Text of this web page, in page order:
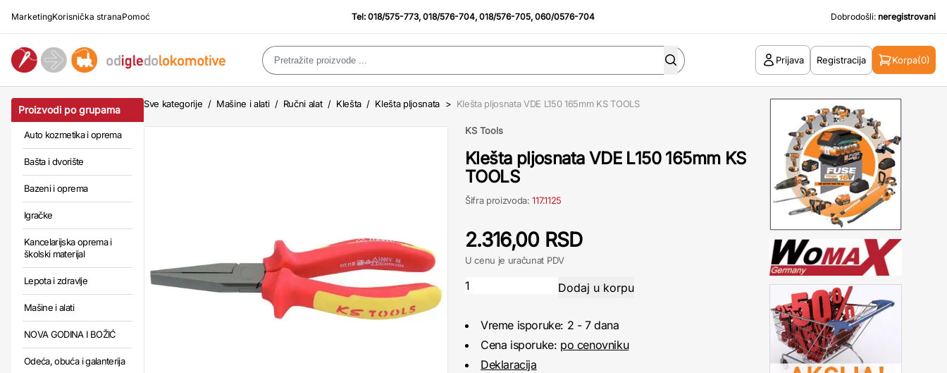
MarketingKorisnička stranaPomoć Tel:018/575-773,018/576-704,018/576-705,060/0576-704 Dobrodošli: neregistrovani
Prijava Registracija Korpa(0)
Proizvodi po grupama
Auto kozmetika i oprema
Bašta i dvorište
Bazeni i oprema
Igračke
Kancelarijska oprema i
školski materijal
Lepota i zdravlje
Mašine i alati
NOVA GODINA I BOŽIĆ
Odeća, obuća i galanterija
Sve kategorije / Mašine i alati / Ručni alat / Klešta / Klešta pljosnata > Klešta pljosnata VDE L150 165mm KS TOOLS
KS Tools
Klešta pljosnata VDE L150 165mm KS
TOOLS
Šifra proizvoda:117.1125
2.316,00 RSD
U cenu je uračunat PDV
Vreme isporuke: 2 - 7 dana
Cena isporuke: po cenovniku
Deklaracija